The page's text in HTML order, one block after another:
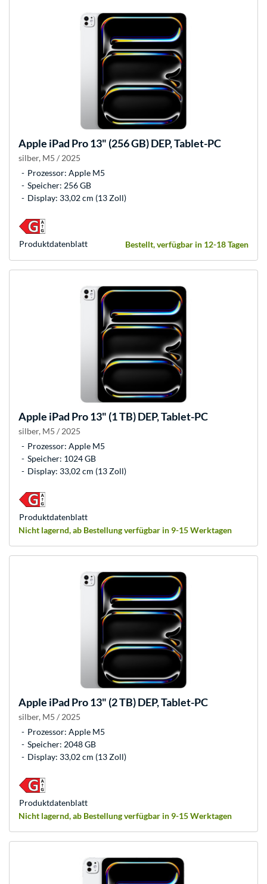
Apple iPad Pro 13" (256 GB) DEP, Tablet-PC
silber, M5 / 2025
Prozessor: Apple M5
Speicher: 256 GB
Display: 33,02 cm (13 Zoll)
Bestellt, verfügbar in 12-18 Tagen
Produkt­datenblatt
Apple iPad Pro 13" (1 TB) DEP, Tablet-PC
silber, M5 / 2025
Prozessor: Apple M5
Speicher: 1024 GB
Display: 33,02 cm (13 Zoll)
Nicht lagernd, ab Bestellung verfügbar in 9-15 Werktagen
Produkt­datenblatt
Apple iPad Pro 13" (2 TB) DEP, Tablet-PC
silber, M5 / 2025
Prozessor: Apple M5
Speicher: 2048 GB
Display: 33,02 cm (13 Zoll)
Nicht lagernd, ab Bestellung verfügbar in 9-15 Werktagen
Produkt­datenblatt